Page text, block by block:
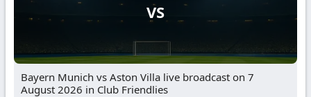
VS
Bayern Munich vs Aston Villa live broadcast on 7
August 2026 in Club Friendlies